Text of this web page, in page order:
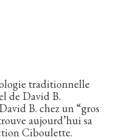
traditionnelle
de David B.
B. chez un “gros
aujourd’hui sa
Ciboulette.